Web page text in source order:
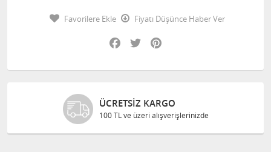
Favorilere Ekle
Fiyatı Düşünce Haber Ver
Facebook
Twitter
ÜCRETSIZ KARGO
100 TL ve üzeri alışverişlerinizde